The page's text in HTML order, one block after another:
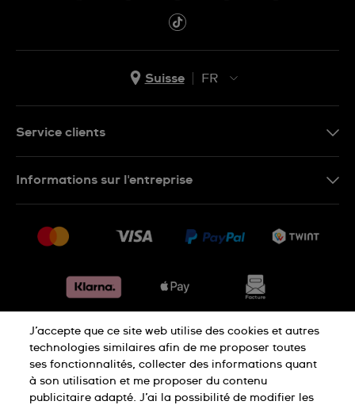
Suisse
FR
IT
Service clients
Retours
Conditions de vente
Informations sur l'entreprise
Jobs
Déclaration de confidentialité
Déclaration concernant les cookies
J’accepte que ce site web utilise des cookies et autres
technologies similaires afin de me proposer toutes
ses fonctionnalités, collecter des informations quant
à son utilisation et me proposer du contenu
publicitaire adapté. J’ai la possibilité de modifier les